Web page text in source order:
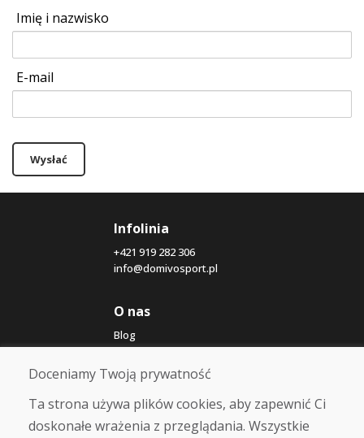
Imię i nazwisko
E-mail
Wysłać
Infolinia
+421 919 282 306
info@domivosport.pl
O nas
Blog
O nas
Sklep
Kontakt
Zakup
Doceniamy Twoją prywatność
Ta strona używa plików cookies, aby zapewnić Ci
doskonałe wrażenia z przeglądania. Wszystkie